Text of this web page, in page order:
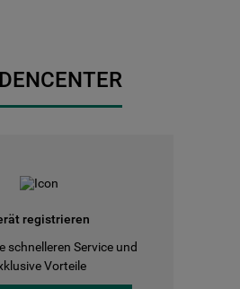
registrieren
schnelleren Service und
Vorteile